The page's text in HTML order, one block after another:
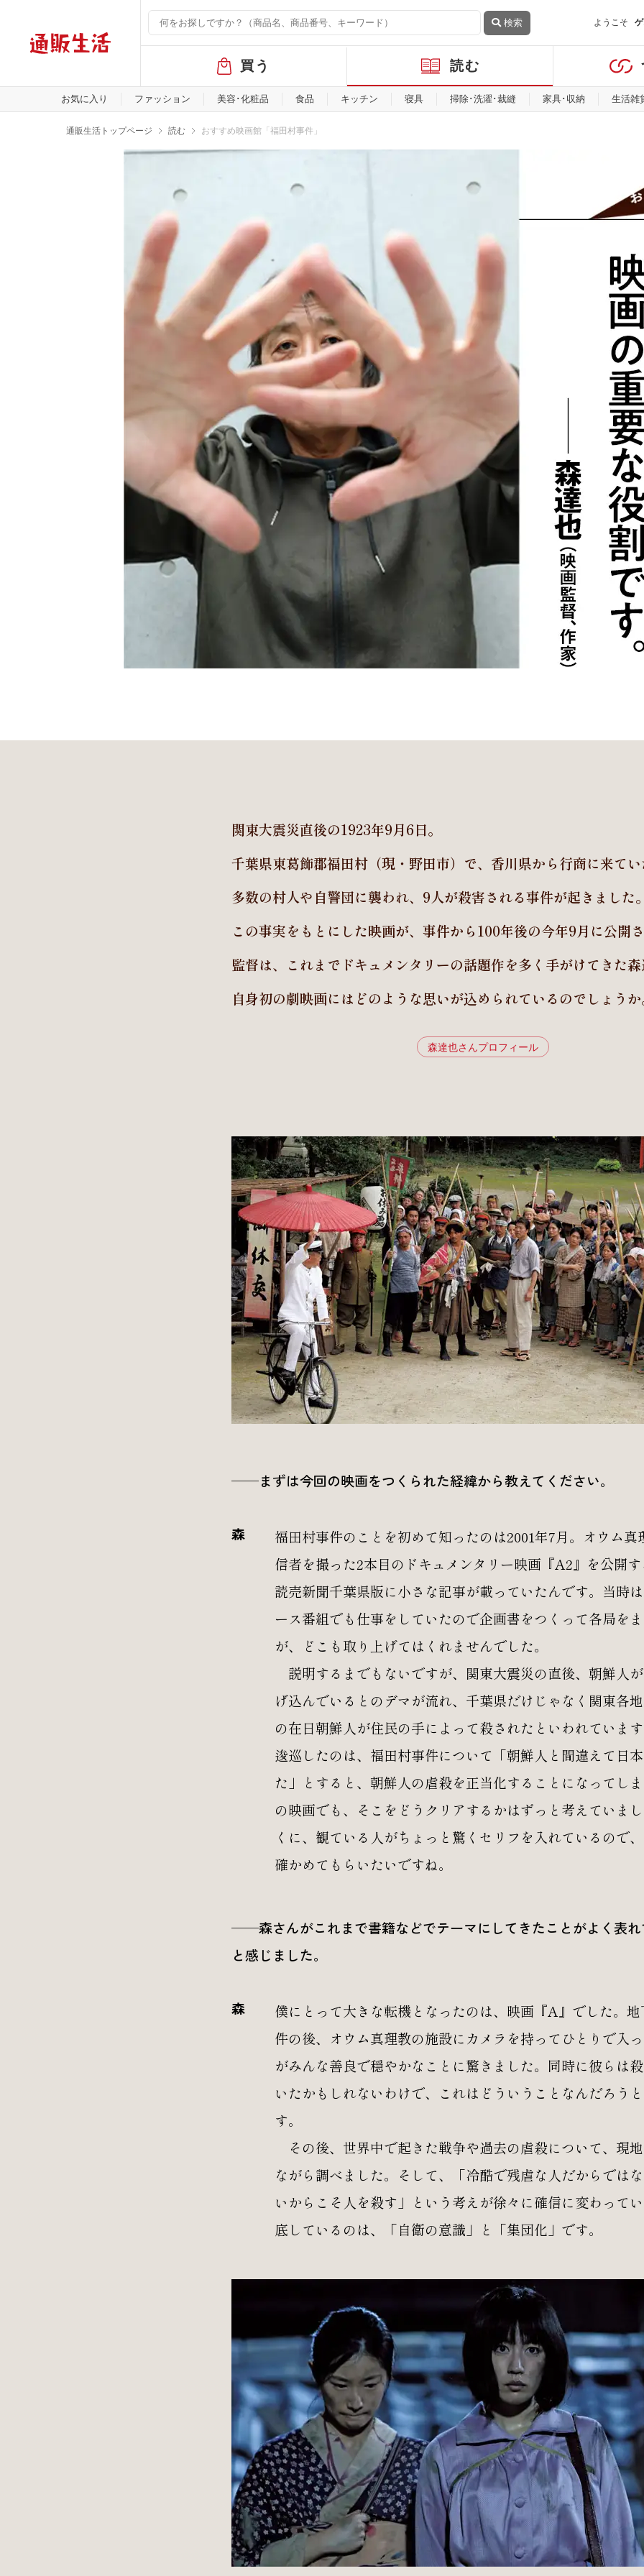
検索 ようこそ
バ
ル
メ
ュ
買う 読む
お気に入り ファッション 美容･化粧品 食品 キッチン 寝具 掃除･洗濯･裁縫 家具･収納 生活雑
通販生活トップページ 読む おすすめ映画館「福田村事件」
関東大震災直後の1923年9月6日。
千葉県東葛飾郡福田村（現・野田市）で、香川県から行商に来て
多数の村人や自警団に襲われ、9人が殺害される事件が起きました
この事実をもとにした映画が、事件から100年後の今年9月に公開
監督は、これまでドキュメンタリーの話題作を多く手がけてきた
自身初の劇映画にはどのような思いが込められているのでしょう
森達也さんプロフィール
──まずは今回の映画をつくられた経緯から教えてください。
森
福田村事件のことを初めて知ったのは2001年7月。オウム真
信者を撮った2本目のドキュメンタリー映画『A2』を公開
読売新聞千葉県版に小さな記事が載っていたんです。当時
ース番組でも仕事をしていたので企画書をつくって各局を
が、どこも取り上げてはくれませんでした。
説明するまでもないですが、関東大震災の直後、朝鮮人
げ込んでいるとのデマが流れ、千葉県だけじゃなく関東各
の在日朝鮮人が住民の手によって殺されたといわれていま
逡巡したのは、福田村事件について「朝鮮人と間違えて日
た」とすると、朝鮮人の虐殺を正当化することになってし
の映画でも、そこをどうクリアするかはずっと考えていま
くに、観ている人がちょっと驚くセリフを入れているので
確かめてもらいたいですね。
──森さんがこれまで書籍などでテーマにしてきたことがよく表
と感じました。
森
僕にとって大きな転機となったのは、映画『A』でした。
件の後、オウム真理教の施設にカメラを持ってひとりで入
がみんな善良で穏やかなことに驚きました。同時に彼らは
いたかもしれないわけで、これはどういうことなんだろう
す。
その後、世界中で起きた戦争や過去の虐殺について、現
ながら調べました。そして、「冷酷で残虐な人だからでは
いからこそ人を殺す」という考えが徐々に確信に変わって
底しているのは、「自衛の意識」と「集団化」です。